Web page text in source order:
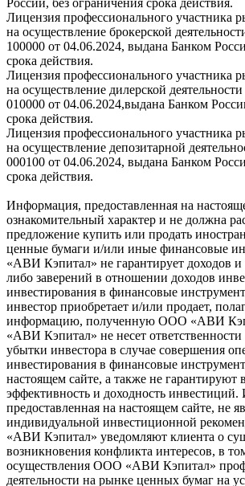
России, без ограничения срока действия.
Лицензия профессионального участника
на осуществление брокерской
100000 от 04.06.2024, выдана Банком
срока действия.
Лицензия профессионального участника
на осуществление дилерской
010000 от 04.06.2024,выдана Банком
срока действия.
Лицензия профессионального участника
на осуществление депозитарной
000100 от 04.06.2024, выдана Банком
срока действия.
Информация, предоставленная на
ознакомительный характер и не должна
предложение купить или продать
ценные бумаги и/или иные финансовые
«АВИ Кэпитал» не гарантирует доходов
либо заверений в отношении доходов
инвестирования в финансовые
инвестор приобретает и/или продает,
информацию, полученную ООО «АВИ
«АВИ Кэпитал» не несет
убытки инвестора в случае совершения
инвестирования в финансовые
настоящем сайте, а также не гарантируют
эффективность и доходность
предоставленная на настоящем сайте, не
индивидуальной инвестиционной
«АВИ Кэпитал» уведомляют клиента о
возникновения конфликта интересов, в
осуществления ООО «АВИ Кэпитал»
деятельности на рынке ценных бумаг на